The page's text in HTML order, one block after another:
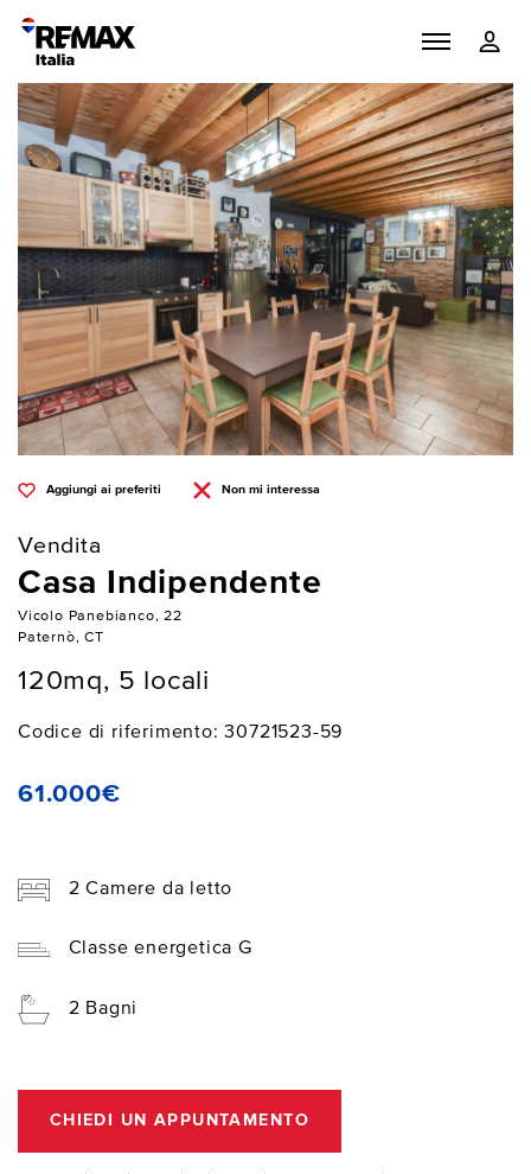
Aggiungi ai preferiti Non mi interessa
Vendita
Casa Indipendente
Vicolo Panebianco, 22
Paternò, CT
120mq, 5 locali
Codice di riferimento: 30721523-59
61.000€
2 Camere da letto
Classe energetica G
2 Bagni
CHIEDI UN APPUNTAMENTO